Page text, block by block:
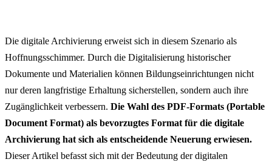
Die digitale Archivierung erweist sich in diesem Szenario als
Hoffnungsschimmer. Durch die Digitalisierung historischer
Dokumente und Materialien können Bildungseinrichtungen nicht
nur deren langfristige Erhaltung sicherstellen, sondern auch ihre
Zugänglichkeit verbessern. Die Wahl des PDF-Formats (Portable
Document Format) als bevorzugtes Format für die digitale
Archivierung hat sich als entscheidende Neuerung erwiesen.
Dieser Artikel befasst sich mit der Bedeutung der digitalen